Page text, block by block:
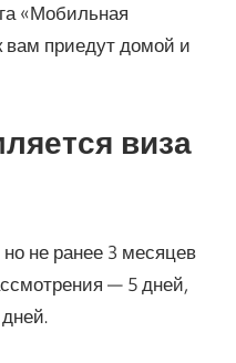
«Мобильная
вам приедут домой и
виза
не ранее 3 месяцев
— 5 дней,